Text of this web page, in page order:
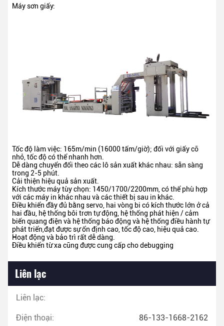
Máy sơn giấy:
Tốc độ làm việc: 165m/min (16000 tấm/giờ); đối với giấy cỡ
nhỏ, tốc độ có thể nhanh hơn.
Dễ dàng chuyển đổi theo các lô sản xuất khác nhau: sẵn sàng
trong 2-5 phút.
Cải thiện hiệu quả sản xuất.
Kích thước máy tùy chọn: 1450/1700/2200mm, có thể phù hợp
với các máy in khác nhau và các thiết bị sau in khác.
Điều khiển đầy đủ bằng servo, hai vòng bi có kích thước lớn ở cả
hai đầu, hệ thống bôi trơn tự động, hệ thống phát hiện / cảm
biến quang điện và hệ thống báo động và hệ thống điều hành tự
phát triển,đạt được sự ổn định cao, tốc độ cao, hiệu quả cao.
Hoạt động và bảo trì rất dễ dàng.
Điều khiển từ xa cũng được cung cấp cho debugging
Liên lạc
Liên lạc:
Điện thoại: 86-133-1668-2162